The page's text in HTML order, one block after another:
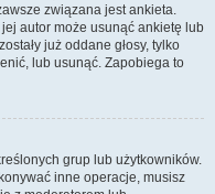
związana jest ankieta.
autor może usunąć ankietę lub
już oddane głosy, tylko
lub usunąć. Zapobiega to
grup lub użytkowników.
inne operacje, musisz